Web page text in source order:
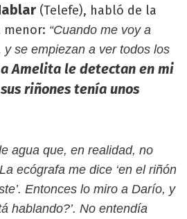
(Telefe), habló de la
menor: “Cuando me voy a
se empiezan a ver todos los
a Amelita le detectan en mi
riñones tenía unos
agua que, en realidad, no
ecógrafa me dice ‘en el riñón
Entonces lo miro a Darío, y
hablando?’. No entendía